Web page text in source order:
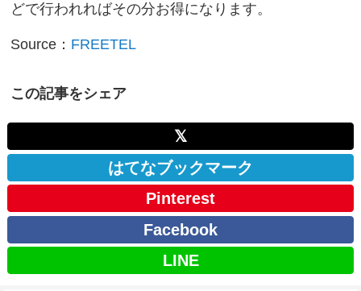
どで行われればその分お得になります。
Source： FREETEL
この記事をシェア
𝕏
はてなブックマーク
Pinterest
Facebook
LINE